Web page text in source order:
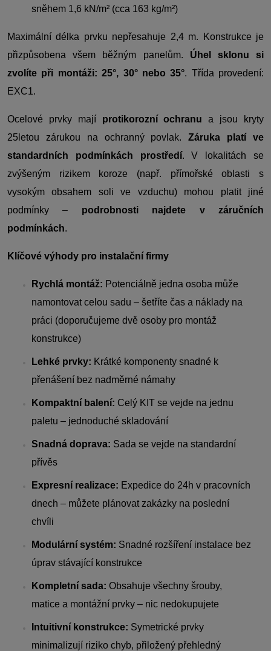
sněhem 1,6 kN/m² (cca 163 kg/m²)
Maximální délka prvku nepřesahuje 2,4 m. Konstrukce je
přizpůsobena všem běžným panelům. Úhel sklonu si
zvolíte při montáži: 25°, 30° nebo 35°. Třída provedení:
EXC1.
Ocelové prvky mají protikorozní ochranu a jsou kryty
25letou zárukou na ochranný povlak.Záruka platí ve
standardních podmínkách prostředí. V lokalitách se
zvýšeným rizikem koroze (např. přímořské oblasti s
vysokým obsahem soli ve vzduchu) mohou platit jiné
podmínky – podrobnosti najdete v záručních
podmínkách.
Klíčové výhody pro instalační firmy
Rychlá montáž: Potenciálně jedna osoba může
namontovat celou sadu – šetříte čas a náklady na
práci (doporučujeme dvě osoby pro montáž
konstrukce)
Lehké prvky: Krátké komponenty snadné k
přenášení bez nadměrné námahy
Kompaktní balení: Celý KIT se vejde na jednu
paletu – jednoduché skladování
Snadná doprava: Sada se vejde na standardní
přívěs
Expresní realizace: Expedice do 24h v pracovních
dnech – můžete plánovat zakázky na poslední
chvíli
Modulární systém: Snadné rozšíření instalace bez
úprav stávající konstrukce
Kompletní sada: Obsahuje všechny šrouby,
matice a montážní prvky – nic nedokupujete
Intuitivní konstrukce: Symetrické prvky
minimalizují riziko chyb, přiložený přehledný